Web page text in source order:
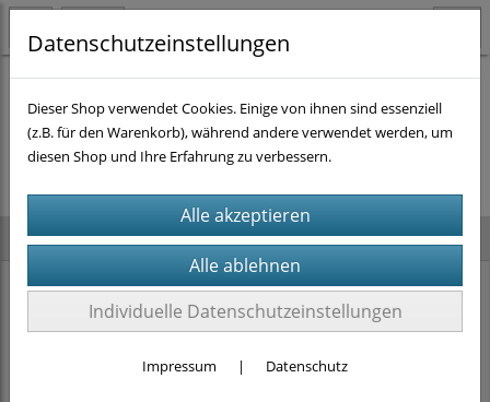
Neu im Shop
Anleitung Schälchen Dingsda (2 verschiedene Größen)
9,80 €8,82 € *
Es wurden leider keine Produkte gefunden.
Datenschutzeinstellungen
Dieser Shop verwendet Cookies. Einige von ihnen sind essenziell
(z.B. für den Warenkorb), während andere verwendet werden, um
diesen Shop und Ihre Erfahrung zu verbessern.
Individuelle Datenschutzeinstellungen
Impressum | Datenschutz